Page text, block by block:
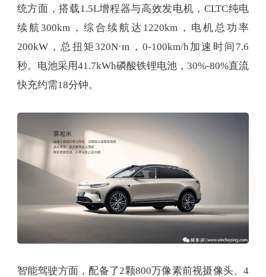
统方面，搭载1.5L增程器与高效发电机，CLTC纯电
续航300km，综合续航达1220km，电机总功率
200kW，总扭矩320N·m，0-100km/h加速时间7.6
秒。电池采用41.7kWh磷酸铁锂电池，30%-80%直流
快充约需18分钟。
智能驾驶方面，配备了2颗800万像素前视摄像头、4